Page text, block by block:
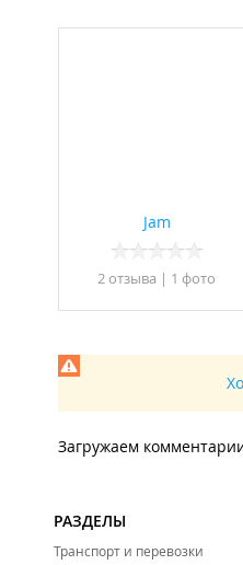
Jam
2 отзывa | 1 фото
Загружаем
РАЗДЕЛЫ
Транспорт и перевозки